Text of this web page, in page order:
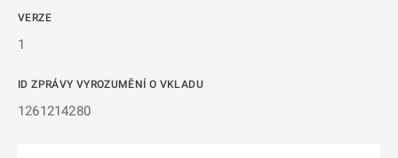
VERZE
1
ID ZPRÁVY VYROZUMĚNÍ O VKLADU
1261214280